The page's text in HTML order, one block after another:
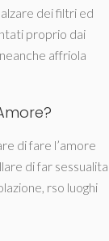
dei filtri ed
proprio dai
affriola
di fare l’amore
di far sessualita
rso luoghi